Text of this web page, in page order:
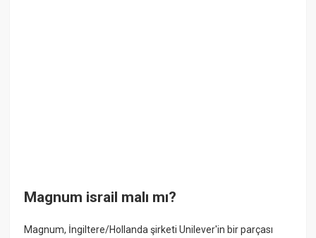
Magnum israil malı mı?
Magnum, İngiltere/Hollanda şirketi Unilever'in bir parçası